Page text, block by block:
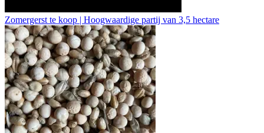
Zomergerst te koop | Hoogwaardige partij van 3,5 hectare